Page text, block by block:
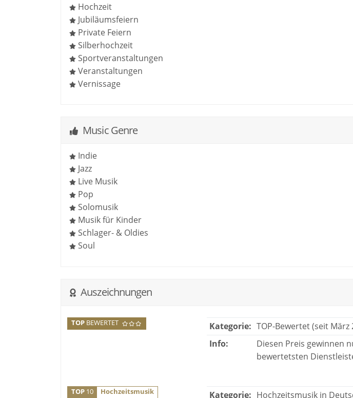
Hochzeit
Jubiläumsfeiern
Private Feiern
Silberhochzeit
Sportveranstaltungen
Veranstaltungen
Vernissage
Music Genre
Indie
Jazz
Live Musik
Pop
Solomusik
Musik für Kinder
Schlager- & Oldies
Soul
Auszeichnungen
TOPBEWERTET Kategorie: TOP-Bewertet (seit März
Info:
Diesen Preis gewinnen
bewertetsten
TOP 10 Hochzeitsmusik Kategorie: Hochzeitsmusik in